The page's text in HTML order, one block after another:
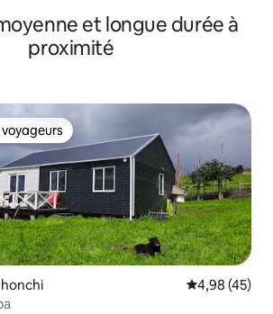
et longue durée à
proximité
les plus appréciés
Évaluation
4,98 (45)